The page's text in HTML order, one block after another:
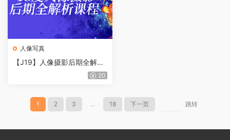
人像写真
【J19】人像摄影后期全解析
20
1 2 3 ... 18 下一页 跳转